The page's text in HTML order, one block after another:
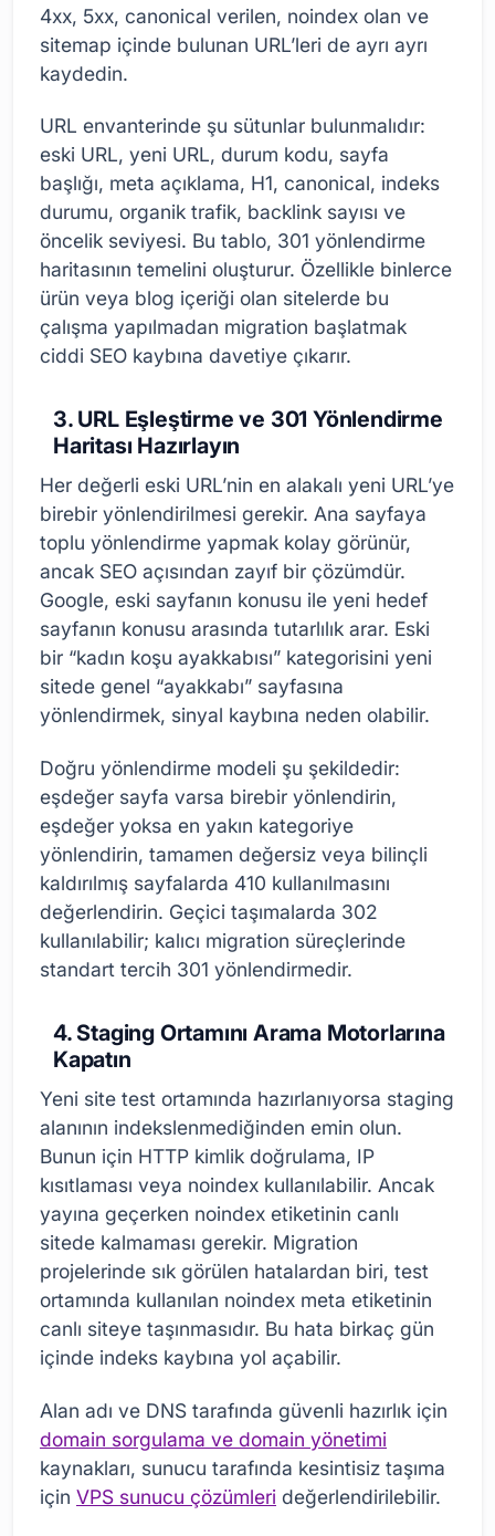
4xx, 5xx, canonical verilen, noindex olan ve
sitemap içinde bulunan URL’leri de ayrı ayrı
kaydedin.
URL envanterinde şu sütunlar bulunmalıdır:
eski URL, yeni URL, durum kodu, sayfa
başlığı, meta açıklama, H1, canonical, indeks
durumu, organik trafik, backlink sayısı ve
öncelik seviyesi. Bu tablo, 301 yönlendirme
haritasının temelini oluşturur. Özellikle binlerce
ürün veya blog içeriği olan sitelerde bu
çalışma yapılmadan migration başlatmak
ciddi SEO kaybına davetiye çıkarır.
3. URL Eşleştirme ve 301 Yönlendirme
Haritası Hazırlayın
Her değerli eski URL’nin en alakalı yeni URL’ye
birebir yönlendirilmesi gerekir. Ana sayfaya
toplu yönlendirme yapmak kolay görünür,
ancak SEO açısından zayıf bir çözümdür.
Google, eski sayfanın konusu ile yeni hedef
sayfanın konusu arasında tutarlılık arar. Eski
bir “kadın koşu ayakkabısı” kategorisini yeni
sitede genel “ayakkabı” sayfasına
yönlendirmek, sinyal kaybına neden olabilir.
Doğru yönlendirme modeli şu şekildedir:
eşdeğer sayfa varsa birebir yönlendirin,
eşdeğer yoksa en yakın kategoriye
yönlendirin, tamamen değersiz veya bilinçli
kaldırılmış sayfalarda 410 kullanılmasını
değerlendirin. Geçici taşımalarda 302
kullanılabilir; kalıcı migration süreçlerinde
standart tercih 301 yönlendirmedir.
4. Staging Ortamını Arama Motorlarına
Kapatın
Yeni site test ortamında hazırlanıyorsa staging
alanının indekslenmediğinden emin olun.
Bunun için HTTP kimlik doğrulama, IP
kısıtlaması veya noindex kullanılabilir. Ancak
yayına geçerken noindex etiketinin canlı
sitede kalmaması gerekir. Migration
projelerinde sık görülen hatalardan biri, test
ortamında kullanılan noindex meta etiketinin
canlı siteye taşınmasıdır. Bu hata birkaç gün
içinde indeks kaybına yol açabilir.
Alan adı ve DNS tarafında güvenli hazırlık için
domain sorgulama ve domain yönetimi
kaynakları, sunucu tarafında kesintisiz taşıma
için VPS sunucu çözümleri değerlendirilebilir.